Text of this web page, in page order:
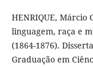
HENRIQUE, Márcio
linguagem, raça e
(1864-1876).
Graduação em